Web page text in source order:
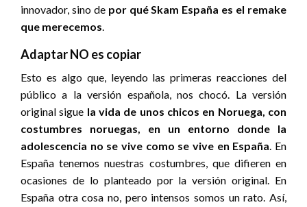
innovador, sino de por qué Skam España es el remake
que merecemos.
Adaptar NO es copiar
Esto es algo que, leyendo las primeras reacciones del
público a la versión española, nos chocó. La versión
original sigue la vida de unos chicos en Noruega, con
costumbres noruegas, en un entorno donde la
adolescencia no se vive como se vive en España. En
España tenemos nuestras costumbres, que difieren en
ocasiones de lo planteado por la versión original. En
España otra cosa no, pero intensos somos un rato. Así,